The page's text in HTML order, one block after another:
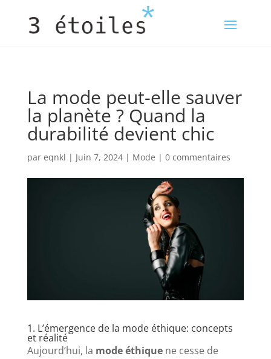
La mode peut-elle sauver
la planète ? Quand la
durabilité devient chic
par eqnkl | Juin 7, 2024| Mode | 0 commentaires
1. L’émergence de la mode éthique: concepts
et réalité
Aujourd’hui, la mode éthiquene cesse de